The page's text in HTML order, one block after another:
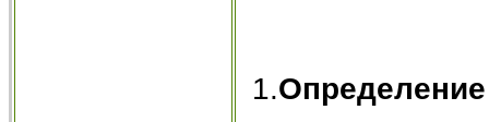
1.Определение